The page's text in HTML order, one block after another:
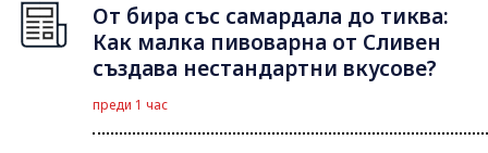
От бира със самардала до тиква:
Как малка пивоварна от Сливен
създава нестандартни вкусове?
преди 1 час